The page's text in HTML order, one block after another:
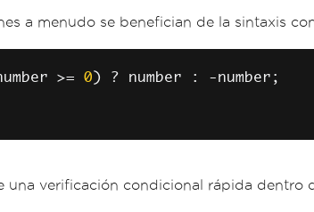
a menudo se benefician de la sintaxis
>= 0 ) ? number : -number ;
una verificación condicional rápida